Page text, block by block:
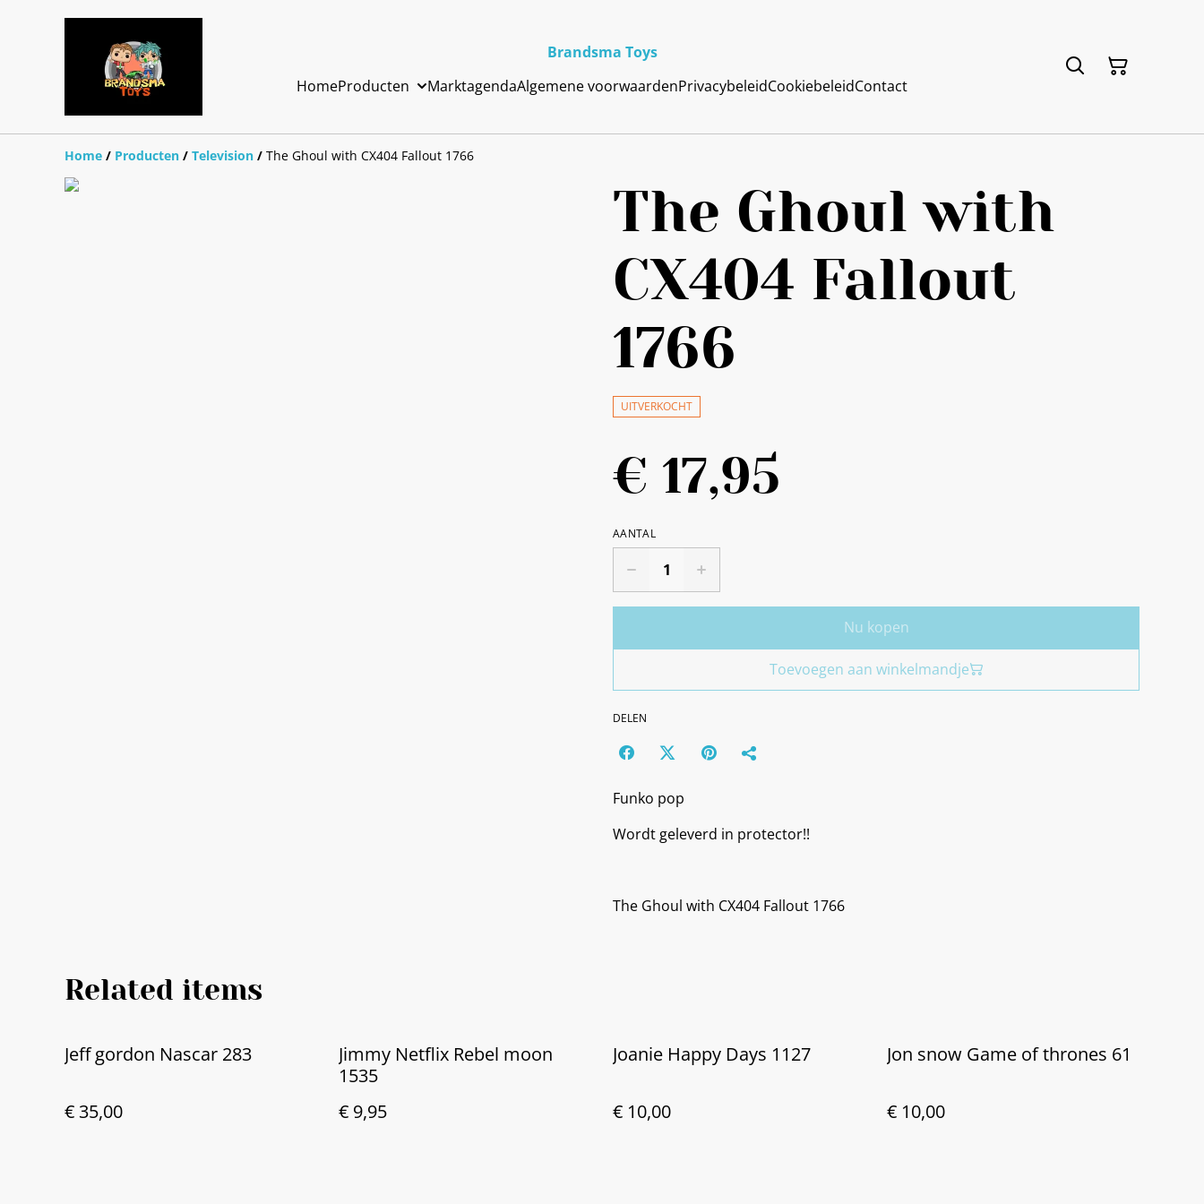
Brandsma Toys
HomeProducten MarktagendaAlgemene voorwaardenPrivacybeleidCookiebeleidContact
Home / Producten / Television / The Ghoul with CX404 Fallout 1766
The Ghoul with
CX404 Fallout
1766
UITVERKOCHT
€ 17,95
AANTAL
Nu kopen
Toevoegen aan winkelmandje
DELEN
Funko pop
Wordt geleverd in protector!!
The Ghoul with CX404 Fallout 1766
Related items
Jeff gordon Nascar 283
€ 35,00
Jimmy Netflix Rebel moon
1535
€ 9,95
Joanie Happy Days 1127
€ 10,00
Jon snow Game of thrones 61
€ 10,00